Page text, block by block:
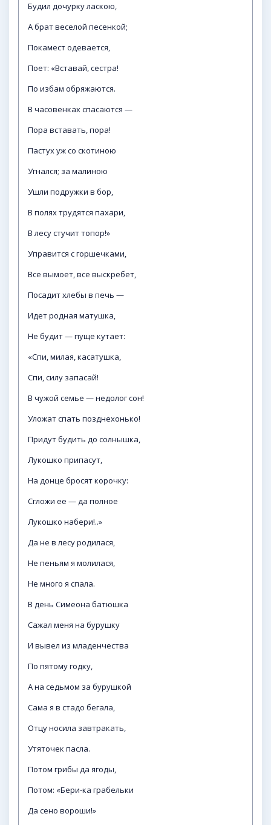
Будил дочурку ласкою,
А брат веселой песенкой;
Покамест одевается,
Поет: «Вставай, сестра!
По избам обряжаются.
В часовенках спасаются —
Пора вставать, пора!
Пастух уж со скотиною
Угнался; за малиною
Ушли подружки в бор,
В полях трудятся пахари,
В лесу стучит топор!»
Управится с горшечками,
Все вымоет, все выскребет,
Посадит хлебы в печь —
Идет родная матушка,
Не будит — пуще кутает:
«Спи, милая, касатушка,
Спи, силу запасай!
В чужой семье — недолог сон!
Уложат спать позднехонько!
Придут будить до солнышка,
Лукошко припасут,
На донце бросят корочку:
Сгложи ее — да полное
Лукошко набери!..»
Да не в лесу родилася,
Не пеньям я молилася,
Не много я спала.
В день Симеона батюшка
Сажал меня на бурушку
И вывел из младенчества
По пятому годку,
А на седьмом за бурушкой
Сама я в стадо бегала,
Отцу носила завтракать,
Утяточек пасла.
Потом грибы да ягоды,
Потом: «Бери-ка грабельки
Да сено вороши!»